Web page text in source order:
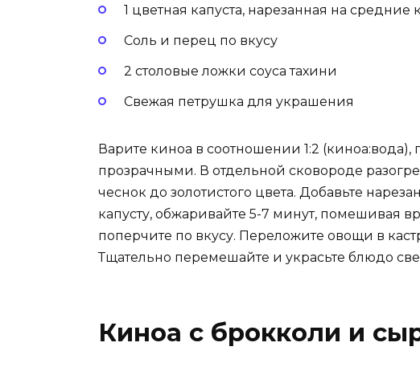
1 цветная капуста, нарезанная на средние
Соль и перец по вкусу
2 столовые ложки соуса тахини
Свежая петрушка для украшения
Варите киноа в соотношении 1:2 (киноа:вода),
прозрачными. В отдельной сковороде
чеснок до золотистого цвета. Добавьте
капусту, обжаривайте 5-7 минут, помешивая
поперчите по вкусу. Переложите овощи в
Тщательно перемешайте и украсьте блюдо
Киноа с брокколи и